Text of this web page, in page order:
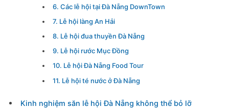
6. Các lễ hội tại Đà Nẵng DownTown
7. Lễ hội làng An Hải
8. Lễ hội đua thuyền Đà Nẵng
9. Lễ hội rước Mục Đồng
10. Lễ hội Đà Nẵng Food Tour
11. Lễ hội té nước ở Đà Nẵng
Kinh nghiệm săn lễ hội Đà Nẵng không thể bỏ lỡ